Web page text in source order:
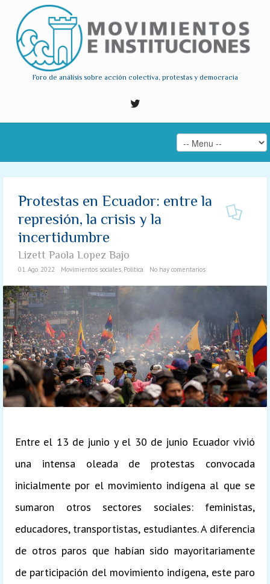
Foro de análisis sobre acción colectiva, protestas y democracia
Protestas en Ecuador: entre la
represión, la crisis y la
incertidumbre
Lizett Paola Lopez Bajo
01. Ago. 2022 Movimientos sociales, Política No hay comentarios
Entre el 13 de junio y el 30 de junio Ecuador vivió
una intensa oleada de protestas convocada
inicialmente por el movimiento indígena al que se
sumaron otros sectores sociales: feministas,
educadores, transportistas, estudiantes. A diferencia
de otros paros que habían sido mayoritariamente
de participación del movimiento indígena, este paro